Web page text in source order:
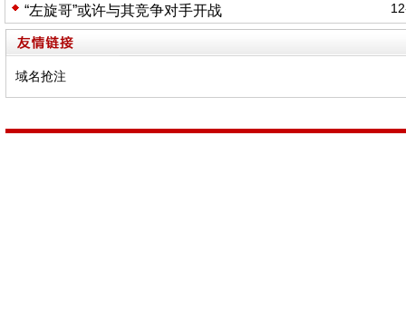
“左旋哥”或许与其竞争对手开战
域名抢注